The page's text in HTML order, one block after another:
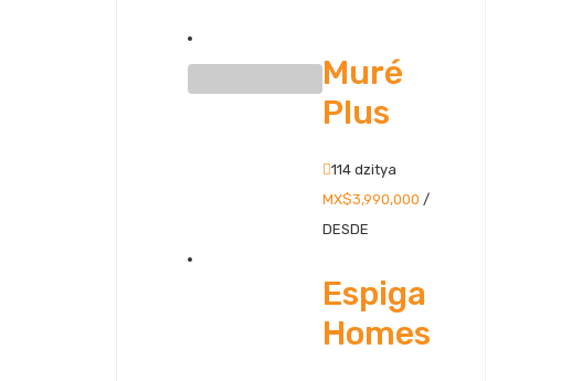
Muré
Plus
114 dzitya
MX$3,990,000 /
DESDE
Espiga
Homes